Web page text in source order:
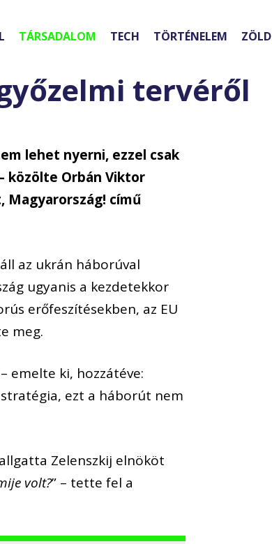
TÁRSADALOM TECH TÖRTÉNELEM ZÖLD
tervéről
lehet nyerni, ezzel csak
közölte Orbán Viktor
Magyarország! című
az ukrán háborúval
ugyanis a kezdetekkor
erőfeszítésekben, az EU
meg.
emelte ki, hozzátéve:
ezt a háborút nem
Zelenszkij elnököt
volt?” – tette fel a